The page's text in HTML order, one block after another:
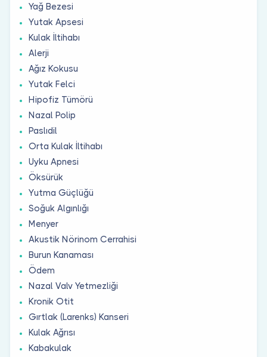
Yağ Bezesi
Yutak Apsesi
Kulak İltihabı
Alerji
Ağız Kokusu
Yutak Felci
Hipofiz Tümörü
Nazal Polip
Paslıdil
Orta Kulak İltihabı
Uyku Apnesi
Öksürük
Yutma Güçlüğü
Soğuk Algınlığı
Menyer
Akustik Nörinom Cerrahisi
Burun Kanaması
Ödem
Nazal Valv Yetmezliği
Kronik Otit
Gırtlak (Larenks) Kanseri
Kulak Ağrısı
Kabakulak